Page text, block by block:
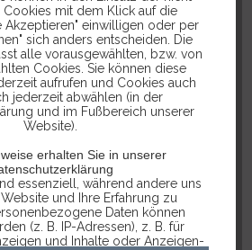
mit dem Klick auf die
Akzeptieren" einwilligen oder per
sich anders entscheiden. Die
alle vorausgewählten, bzw. von
Cookies. Sie können diese
aufrufen und Cookies auch
jederzeit abwählen (in der
und im Fußbereich unserer
Website).
erhalten Sie in unserer
essenziell, während andere uns
und Ihre Erfahrung zu
Daten können
(z. B. IP-Adressen), z. B. für
und Inhalte oder Anzeigen-
§ 5 TMG
CCD Car Diagnostics UG betrieben
Die Verantwortlichkeit liegt bei der